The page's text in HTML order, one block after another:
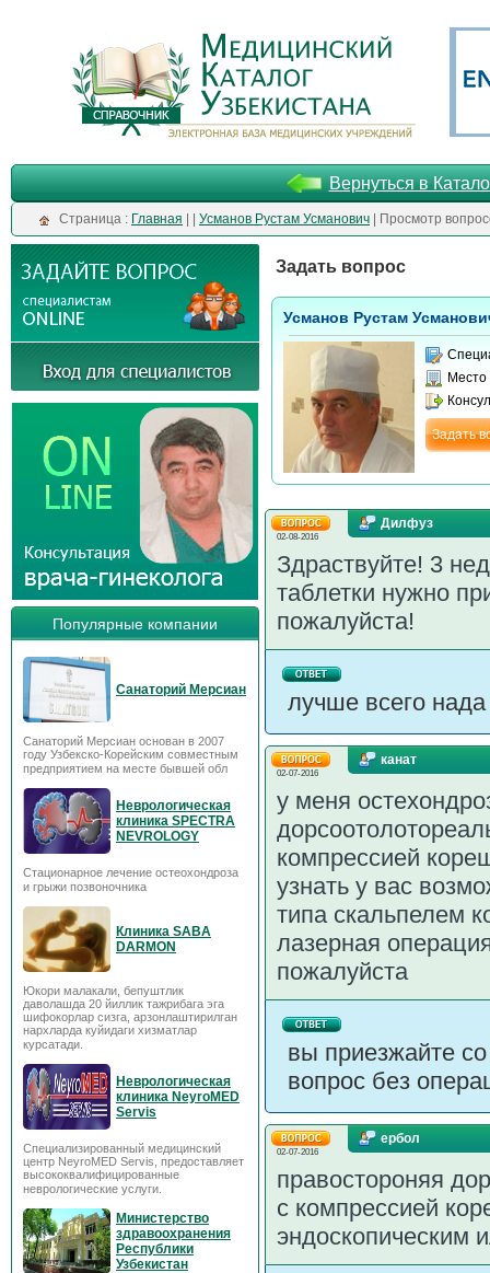
Вернуться в
Cтраница : Главная Усманов Рустам Усманович | Просмотр
Популярные компании
Санаторий Мерсиан
Санаторий Мерсиан основан в 2007
году Узбекско-Корейским совместным
предприятием на месте бывшей обл
Неврологическая
клиника SPECTRA
NEVROLOGY
Стационарное лечение остеохондроза
и грыжи позвоночника
Клиника SABA
DARMON
Юкори малакали, бепуштлик
даволашда 20 йиллик тажрибага эга
шифокорлар сизга, арзонлаштирилган
нархларда куйидаги хизматлар
курсатади.
Неврологическая
клиника NeyroMED
Servis
Специализированный медицинский
центр NeyroMED Servis, предоставляет
высококвалифицированные
неврологические услуги.
Министерство
здравоохранения
Республики
Узбекистан
Задать вопрос
Усманов Рустам
Задать
02-08-2016
Дилфуз
Здраствуйте! 3
таблетки нужно
пожалуйста!
лучше всего нада
02-07-2016
канат
у меня
компрессией
узнать у вас
типа скальпелем
лазерная
пожалуйста
вы приезжайте
вопрос без
02-07-2016
ербол
правостороняя
с компрессией
эндоскопическим